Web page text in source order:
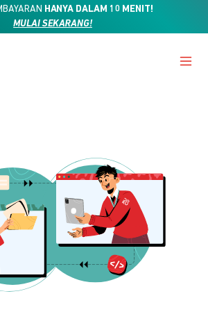
HANYA DALAM 10 MENIT!
MULAI SEKARANG!